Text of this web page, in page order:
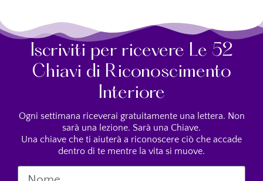
Iscriviti per ricevere Le 52
Chiavi di Riconoscimento
Interiore
Ogni settimana riceverai gratuitamente una lettera. Non
sarà una lezione. Sarà una Chiave.
Una chiave che ti aiuterà a riconoscere ciò che accade
dentro di te mentre la vita si muove.